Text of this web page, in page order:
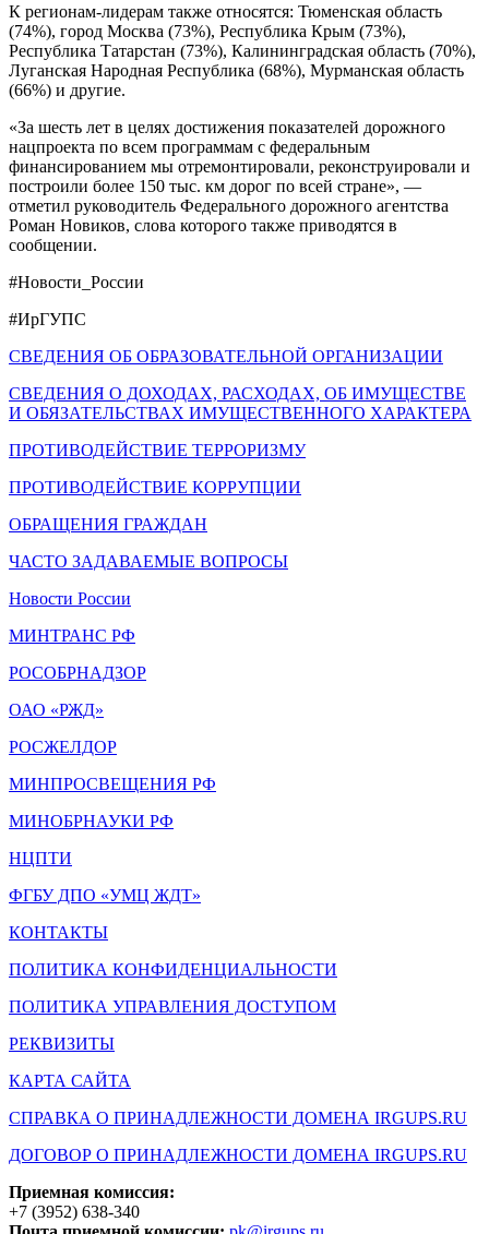
К регионам-лидерам также относятся: Тюменская область
(74%), город Москва (73%), Республика Крым (73%),
Республика Татарстан (73%), Калининградская область (70%),
Луганская Народная Республика (68%), Мурманская область
(66%) и другие.
«За шесть лет в целях достижения показателей дорожного
нацпроекта по всем программам с федеральным
финансированием мы отремонтировали, реконструировали и
построили более 150 тыс. км дорог по всей стране», —
отметил руководитель Федерального дорожного агентства
Роман Новиков, слова которого также приводятся в
сообщении.
#Новости_России
#ИрГУПС
СВЕДЕНИЯ ОБ ОБРАЗОВАТЕЛЬНОЙ ОРГАНИЗАЦИИ
СВЕДЕНИЯ О ДОХОДАХ, РАСХОДАХ, ОБ ИМУЩЕСТВЕ
И ОБЯЗАТЕЛЬСТВАХ ИМУЩЕСТВЕННОГО ХАРАКТЕРА
ПРОТИВОДЕЙСТВИЕ ТЕРРОРИЗМУ
ПРОТИВОДЕЙСТВИЕ КОРРУПЦИИ
ОБРАЩЕНИЯ ГРАЖДАН
ЧАСТО ЗАДАВАЕМЫЕ ВОПРОСЫ
Новости России
МИНТРАНС РФ
РОСОБРНАДЗОР
ОАО «РЖД»
РОСЖЕЛДОР
МИНПРОСВЕЩЕНИЯ РФ
МИНОБРНАУКИ РФ
НЦПТИ
ФГБУ ДПО «УМЦ ЖДТ»
КОНТАКТЫ
ПОЛИТИКА КОНФИДЕНЦИАЛЬНОСТИ
ПОЛИТИКА УПРАВЛЕНИЯ ДОСТУПОМ
РЕКВИЗИТЫ
КАРТА САЙТА
СПРАВКА О ПРИНАДЛЕЖНОСТИ ДОМЕНА IRGUPS.RU
ДОГОВОР О ПРИНАДЛЕЖНОСТИ ДОМЕНА IRGUPS.RU
Приемная комиссия:
+7 (3952) 638-340